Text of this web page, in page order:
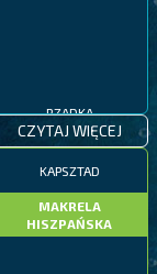
CZYTAJ WIĘCEJ
KAPSZTAD
MAKRELA
HISZPAŃSKA